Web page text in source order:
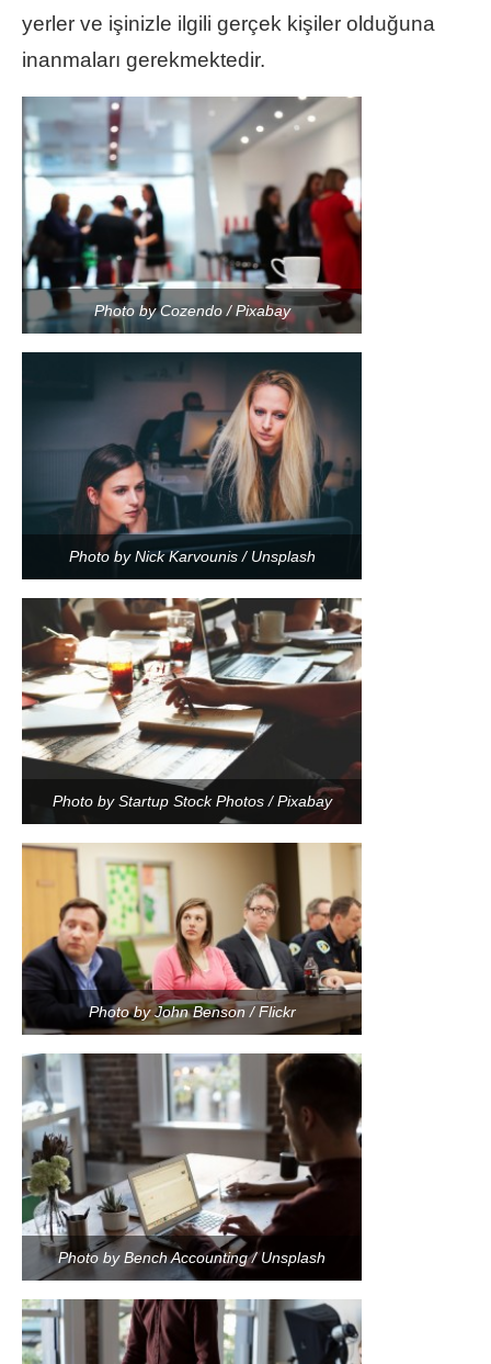
yerler ve işinizle ilgili gerçek kişiler olduğuna
inanmaları gerekmektedir.
Photo by Cozendo / Pixabay
Photo by Nick Karvounis / Unsplash
Photo by Startup Stock Photos / Pixabay
Photo by John Benson / Flickr
Photo by Bench Accounting / Unsplash